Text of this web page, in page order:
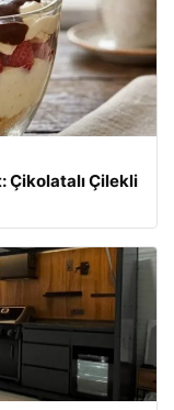
Çikolatalı Çilekli